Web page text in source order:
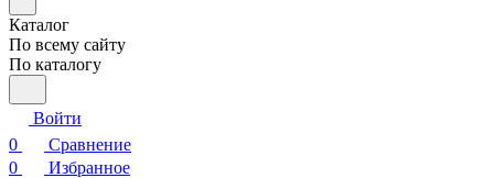
Каталог
По всему сайту
По каталогу
Войти
0
Сравнение
0
Избранное